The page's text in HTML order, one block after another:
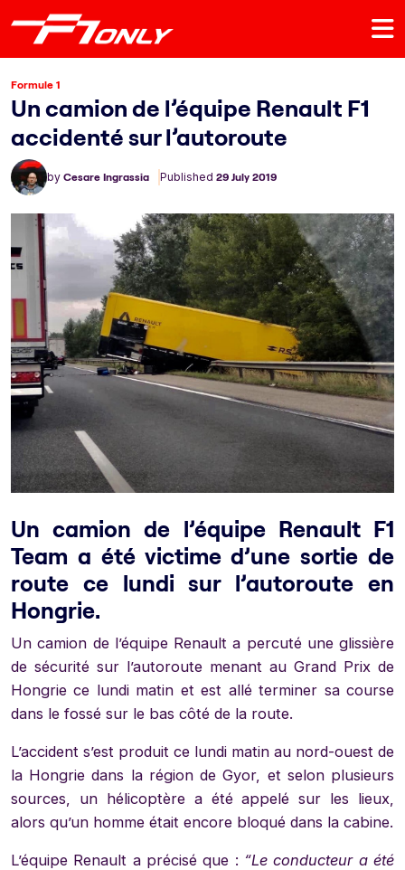
Formule 1
Un camion de l’équipe Renault F1
accidenté sur l’autoroute
by Cesare Ingrassia Published 29 July 2019
Un camion de l’équipe Renault F1
Team a été victime d’une sortie de
route ce lundi sur l’autoroute en
Hongrie.
Un camion de l’équipe Renault a percuté une glissière
de sécurité sur l’autoroute menant au Grand Prix de
Hongrie ce lundi matin et est allé terminer sa course
dans le fossé sur le bas côté de la route.
L’accident s’est produit ce lundi matin au nord-ouest de
la Hongrie dans la région de Gyor, et selon plusieurs
sources, un hélicoptère a été appelé sur les lieux,
alors qu’un homme était encore bloqué dans la cabine.
L’équipe Renault a précisé que : “Le conducteur a été